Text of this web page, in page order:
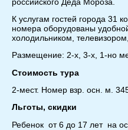
К услугам гостей города 31
номера оборудованы
холодильником, телевизором,
Размещение: 2-х, 3-х, 1-но
Стоимость тура
2-мест. Номер взр. осн. м.
Льготы, скидки
Ребенок от 6 до 17 лет на